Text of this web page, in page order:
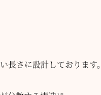
長さに設計しております